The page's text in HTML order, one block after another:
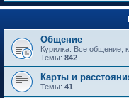
Общение
Курилка. Все общение,
Темы: 842
Карты и
Темы: 41